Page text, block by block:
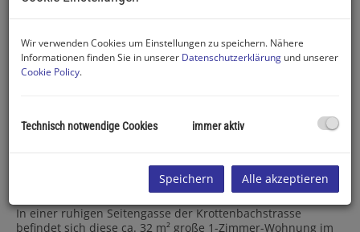
In einer ruhigen Seitengasse der Krottenbachstrasse
befindet sich diese ca. 32 m² große 1-Zimmer-Wohnung im
Wir verwenden Cookies um Einstellungen zu speichern. Nähere
Informationen finden Sie in unserer Datenschutzerklärung und unserer
Cookie Policy.
Technisch notwendige Cookies immer aktiv
Speichern Alle akzeptieren